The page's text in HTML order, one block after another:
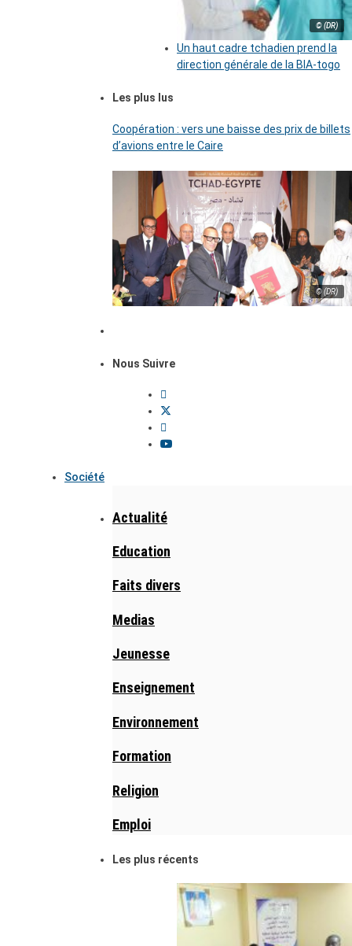
© (DR)
Un haut cadre tchadien prend la
direction générale de la BIA-togo
Les plus lus
Coopération : vers une baisse des prix de billets
d’avions entre le Caire
© (DR)
Nous Suivre
Société
Actualité
Education
Faits divers
Medias
Jeunesse
Enseignement
Environnement
Formation
Religion
Emploi
Les plus récents